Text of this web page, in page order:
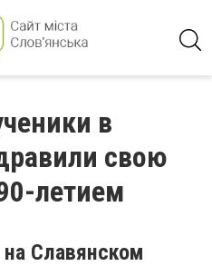
в
свою
летием
Славянском